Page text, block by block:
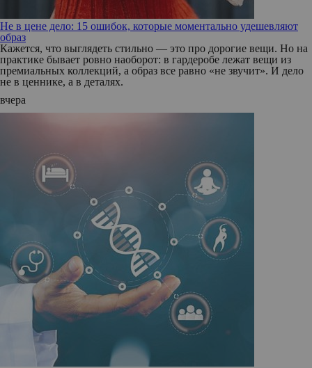
Не в цене дело: 15 ошибок, которые моментально удешевляют
образ
Кажется, что выглядеть стильно — это про дорогие вещи. Но на
практике бывает ровно наоборот: в гардеробе лежат вещи из
премиальных коллекций, а образ все равно «не звучит». И дело
не в ценнике, а в деталях.
вчера